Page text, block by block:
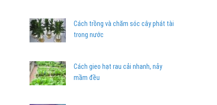
Cách trồng và chăm sóc cây phát tài
trong nước
Cách gieo hạt rau cải nhanh, nảy
mầm đều